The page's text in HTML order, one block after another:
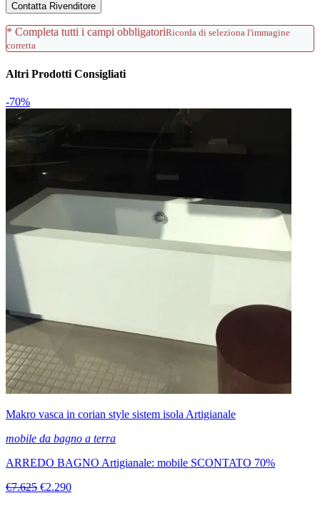
Contatta Rivenditore
* Completa tutti i campi obbligatoriRicorda di seleziona l'immagine
corretta
Altri Prodotti Consigliati
-70%
Makro vasca in corian style sistem isola Artigianale
mobile da bagno a terra
ARREDO BAGNO Artigianale: mobile SCONTATO 70%
€7.625 €2.290